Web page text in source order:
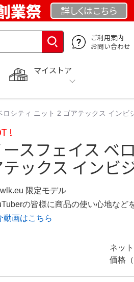
業祭 詳しくはこちら
ご利用案内
お問い合わせ
マイストア
ロシティ ニット 2 ゴアテックス インビ
!
ースフェイス ベ
テックス インビ
限定モデル
の皆様に商品の使い心地など
動画はこちら
ネッ
価格（